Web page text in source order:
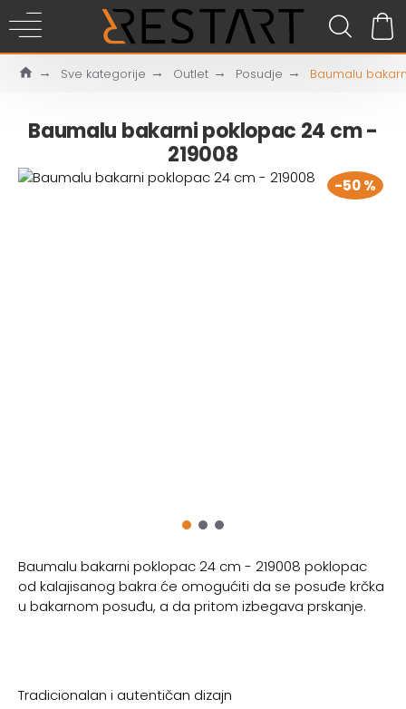
Sve kategorije Outlet Posudje Baumalu
Baumalu bakarni poklopac 24 cm -
219008
-50 %
Baumalu bakarni poklopac 24 cm - 219008 poklopac
od kalajisanog bakra će omogućiti da se posuđe krčka
u bakarnom posuđu, a da pritom izbegava prskanje.
Tradicionalan i autentičan dizajn